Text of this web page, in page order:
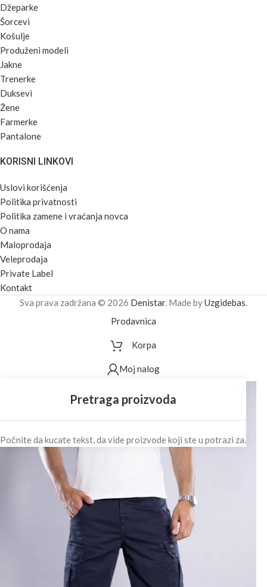
Džeparke
Šorcevi
Košulje
Produženi modeli
Jakne
Trenerke
Duksevi
Žene
Farmerke
Pantalone
KORISNI LINKOVI
Uslovi korišćenja
Politika privatnosti
Politika zamene i vraćanja novca
O nama
Maloprodaja
Veleprodaja
Private Label
Kontakt
Sva prava zadržana © 2026 Denistar. Made byUzgidebas.
Počnite da kucate tekst, da vide proizvode koji ste u potrazi za.
Prodavnica
Korpa
Moj nalog